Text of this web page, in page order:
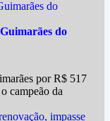
do
por R$ 517
campeão da